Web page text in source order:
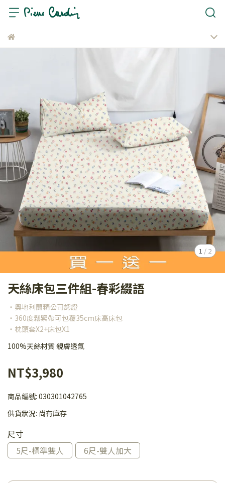
1 / 2
天絲床包三件組-春彩綴語
・奧地利蘭精公司認證
・360度鬆緊帶可包覆35cm床高床包
・枕頭套X2+床包X1
100%天絲材質 親膚透氣
NT$3,980
商品編號: 030301042765
供貨狀況: 尚有庫存
尺寸
5尺-標準雙人
6尺-雙人加大